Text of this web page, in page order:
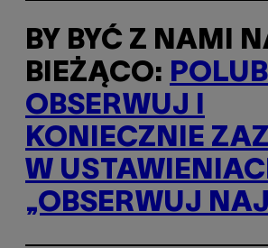
BY BYĆ Z NAMI
BIEŻĄCO:
OBSERWUJ I
KONIECZNIE
W
„OBSERWUJ